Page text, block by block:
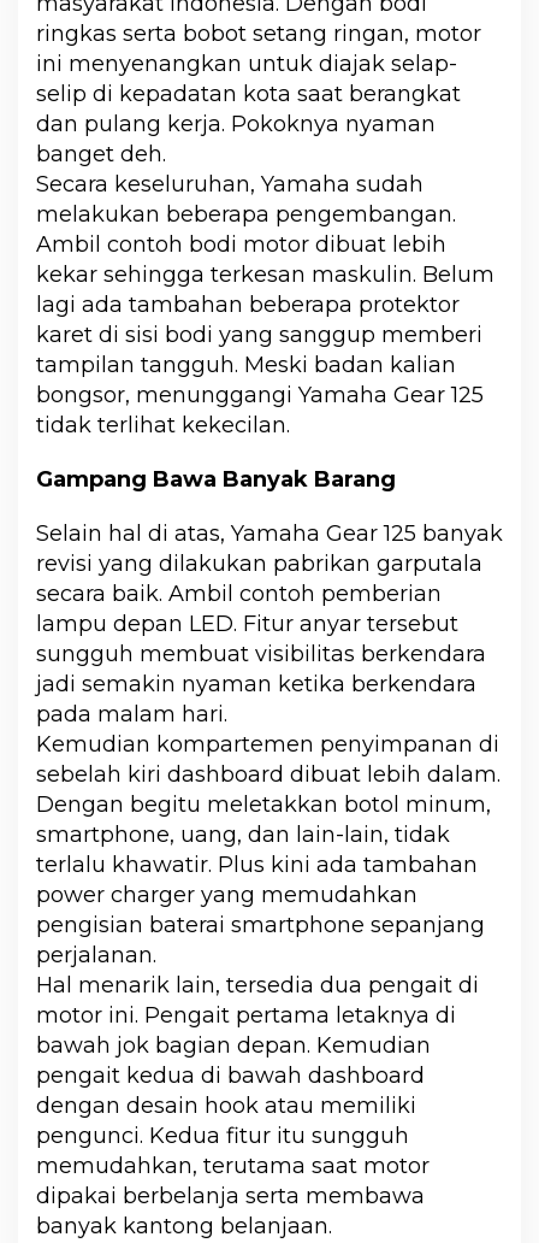
ringkas serta bobot setang ringan, motor
ini menyenangkan untuk diajak selap-
selip di kepadatan kota saat berangkat
dan pulang kerja. Pokoknya nyaman
banget deh.
Secara keseluruhan, Yamaha sudah
melakukan beberapa pengembangan.
Ambil contoh bodi motor dibuat lebih
kekar sehingga terkesan maskulin. Belum
lagi ada tambahan beberapa protektor
karet di sisi bodi yang sanggup memberi
tampilan tangguh. Meski badan kalian
bongsor, menunggangi Yamaha Gear 125
tidak terlihat kekecilan.
Gampang Bawa Banyak Barang
Selain hal di atas, Yamaha Gear 125 banyak
revisi yang dilakukan pabrikan garputala
secara baik. Ambil contoh pemberian
lampu depan LED. Fitur anyar tersebut
sungguh membuat visibilitas berkendara
jadi semakin nyaman ketika berkendara
pada malam hari.
Kemudian kompartemen penyimpanan di
sebelah kiri dashboard dibuat lebih dalam.
Dengan begitu meletakkan botol minum,
smartphone, uang, dan lain-lain, tidak
terlalu khawatir. Plus kini ada tambahan
power charger yang memudahkan
pengisian baterai smartphone sepanjang
perjalanan.
Hal menarik lain, tersedia dua pengait di
motor ini. Pengait pertama letaknya di
bawah jok bagian depan. Kemudian
pengait kedua di bawah dashboard
dengan desain hook atau memiliki
pengunci. Kedua fitur itu sungguh
memudahkan, terutama saat motor
dipakai berbelanja serta membawa
banyak kantong belanjaan.